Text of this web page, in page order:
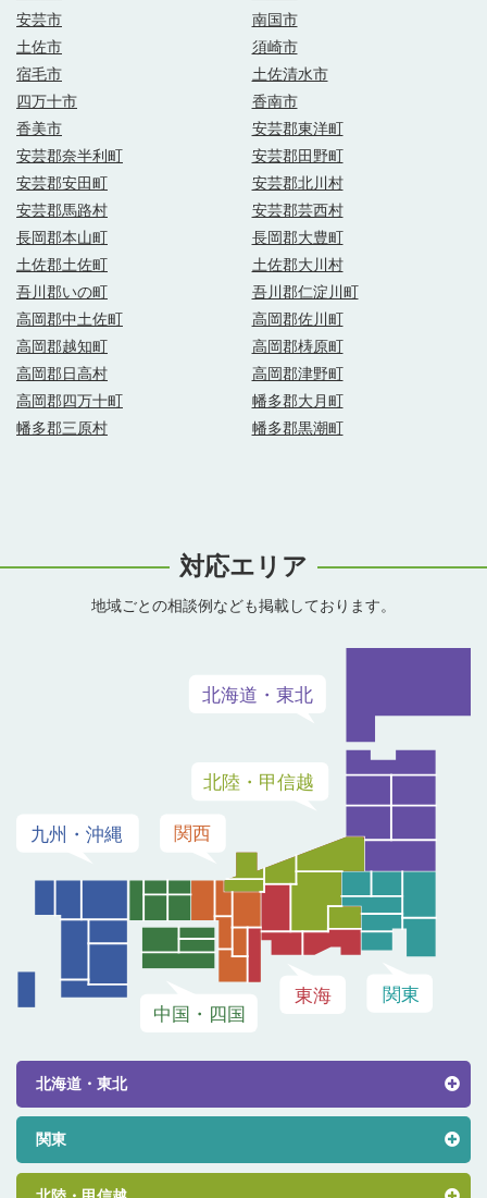
安芸市
南国市
土佐市
須崎市
宿毛市
土佐清水市
四万十市
香南市
香美市
安芸郡東洋町
安芸郡奈半利町
安芸郡田野町
安芸郡安田町
安芸郡北川村
安芸郡馬路村
安芸郡芸西村
長岡郡本山町
長岡郡大豊町
土佐郡土佐町
土佐郡大川村
吾川郡いの町
吾川郡仁淀川町
高岡郡中土佐町
高岡郡佐川町
高岡郡越知町
高岡郡梼原町
高岡郡日高村
高岡郡津野町
高岡郡四万十町
幡多郡大月町
幡多郡三原村
幡多郡黒潮町
対応エリア
地域ごとの相談例なども掲載しております。
北海道・東北
関東